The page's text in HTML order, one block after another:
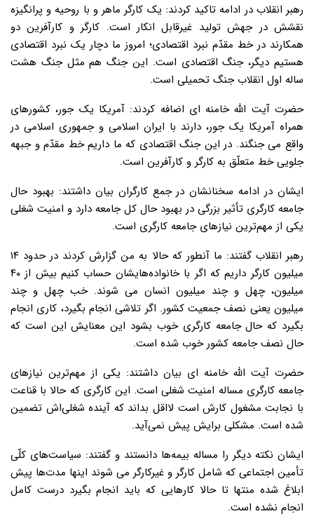
رهبر انقلاب در ادامه تاکید کردند: یک کارگر ماهر و با روحیه و پرانگیزه
نقشش در جهش تولید غیرقابل انکار است. کارگر و کارآفرین دو
همکارند در خط مقدّم نبرد اقتصادی؛ امروز ما دچار یک نبرد اقتصادی
هستیم دیگر، جنگ اقتصادی است. این جنگ هم مثل جنگ هشت
ساله‌ اول انقلاب جنگ تحمیلی است.
حضرت آیت الله خامنه ای اضافه کردند: آمریکا یک جور، کشورهای
همراه آمریکا یک جور، دارند با ایران اسلامی و جمهوری اسلامی در
واقع می جنگند. در این جنگ اقتصادی که ما داریم خط مقدّم و جبهه‌
جلویی خط متعلّق به کارگر و کارآفرین است.
ایشان در ادامه سخنانشان در جمع کارگران بیان داشتند: بهبود حال
جامعه‌ کارگری تأثیر بزرگی در بهبود حال کل جامعه دارد و امنیت شغلی
یکی از مهم‌ترین نیازهای جامعه‌ کارگری است.
رهبر انقلاب گفتند: ما آنطور که حالا به من گزارش کردند در حدود ۱۴
میلیون کارگر داریم که اگر با خانواده‌هایشان حساب کنیم بیش از ۴۰
میلیون، چهل و چند میلیون انسان می شوند. خب چهل و چند
میلیون یعنی نصف جمعیت کشور. اگر تلاشی انجام بگیرد، کاری انجام
بگیرد که حال جامعه‌ کارگری خوب بشود این معنایش این است که
حال نصف جامعه‌ کشور خوب شده است.
حضرت آیت الله خامنه ای بیان داشتند: یکی از مهم‌ترین نیازهای
جامعه‌ کارگری مساله امنیت شغلی است. این کارگری که حالا با قناعت
با نجابت مشغول کارش است لااقل بداند که آینده‌ شغلی‌اش تضمین
شده است. مشکلی برایش پیش نمی‌آید.
ایشان نکته‌ دیگر را مساله بیمه‌ها دانستند و گفتند: سیاست‌های کلّی
تأمین اجتماعی که شامل کارگر و غیرکارگر می شوند اینها مدت‌ها پیش
ابلاغ شده منتها تا حالا کارهایی که باید انجام بگیرد درست کامل
انجام نشده است.